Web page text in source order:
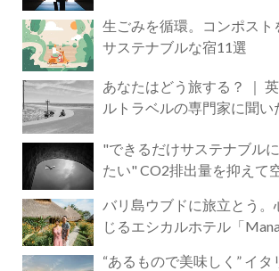
生ごみを循環。コンポスト
サステナブルな宿11選
あなたはどう旅する？ ｜ 英国サステナブ
ルトラベルの専門家に聞い
"できるだけサステナブル
たい" CO2排出量を抑えて
バリ島ウブドに旅立とう。
じるエシカルホテル「
“あるもので美味しく” イ